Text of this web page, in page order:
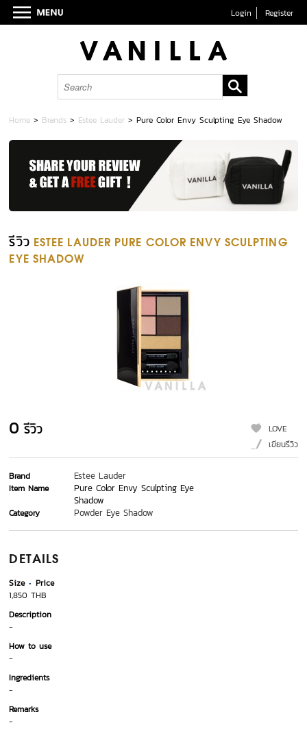
Login Register
Home > Brands > Estee Lauder >Pure Color Envy Sculpting Eye Shadow
รีวิว ESTEE LAUDER PURE COLOR ENVY SCULPTING
EYE SHADOW
0 รีวิว
LOVE
เขียนรีวิว
Brand Estee Lauder
Item Name
Pure Color Envy Sculpting Eye
Shadow
Category Powder Eye Shadow
DETAILS
Size
Price
1,850 THB
Description
-
How to use
-
Ingredients
-
Remarks
-